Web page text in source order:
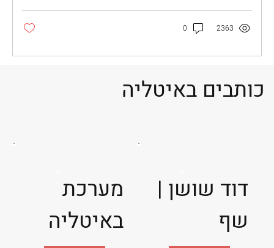
2363
0
מערכת
באיטליה
דוד שושן |
שף
כותבים באיטליה